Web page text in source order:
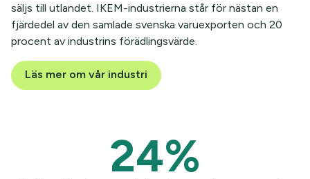
säljs till utlandet. IKEM-industrierna står för nästan en
fjärdedel av den samlade svenska varuexporten och 20
procent av industrins förädlingsvärde.
Läs mer om vår industri
24%